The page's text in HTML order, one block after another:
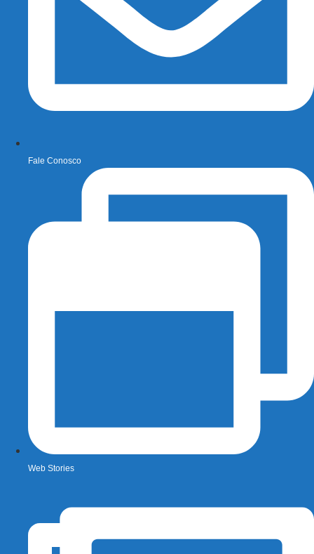
Fale Conosco
Web Stories